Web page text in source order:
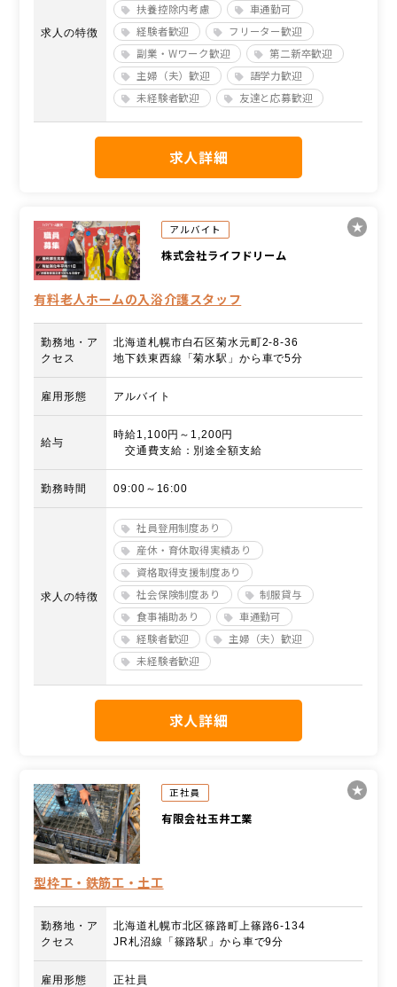
求人の特徴
扶養控除内考慮
車通勤可
経験者歓迎
フリーター歓迎
副業・Wワーク歓迎
第二新卒歓迎
主婦（夫）歓迎
語学力歓迎
未経験者歓迎
友達と応募歓迎
求人詳細
アルバイト
株式会社ライフドリーム
有料老人ホームの入浴介護スタッフ
勤務地・ア
クセス
北海道札幌市白石区菊水元町2-8-36
地下鉄東西線「菊水駅」から車で5分
雇用形態 アルバイト
給与
時給1,100円～1,200円
交通費支給：別途全額支給
勤務時間 09:00～16:00
求人の特徴
社員登用制度あり
産休・育休取得実績あり
資格取得支援制度あり
社会保険制度あり
制服貸与
食事補助あり
車通勤可
経験者歓迎
主婦（夫）歓迎
未経験者歓迎
求人詳細
正社員
有限会社玉井工業
型枠工・鉄筋工・土工
勤務地・ア
クセス
北海道札幌市北区篠路町上篠路6-134
JR札沼線「篠路駅」から車で9分
雇用形態 正社員